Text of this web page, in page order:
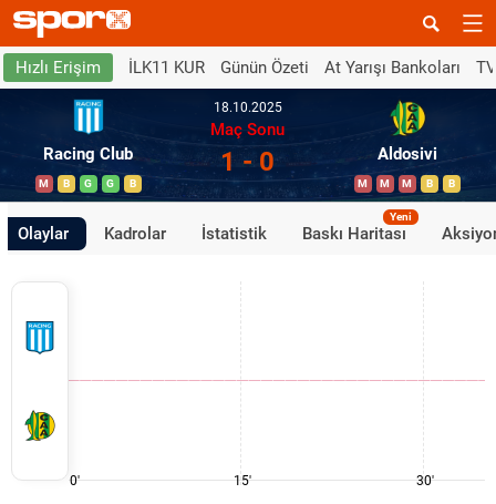
Hızlı Erişim İLK11 KUR Günün Özeti At Yarışı Bankoları
Racing Club
M B G G B
18.10.2025
Maç Sonu
1 - 0 Aldosivi
M M M B B
Olaylar Kadrolar İstatistik Baskı Haritası
Yeni
0' 15' 30'